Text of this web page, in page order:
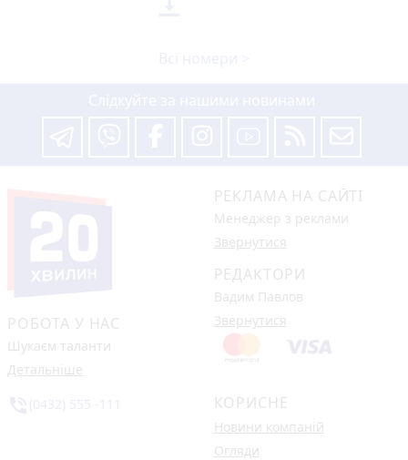
РОБОТА У НАС
Шукаєм таланти
Детальніше
РЕКЛАМА НА САЙТІ
Менеджер з реклами
Звернутися
РЕДАКТОРИ
Вадим Павлов
Звернутися
КОРИСНЕ
Новини компаній
Огляди